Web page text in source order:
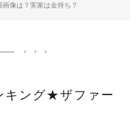
像は？実家は金持ち？
キング★ザファー